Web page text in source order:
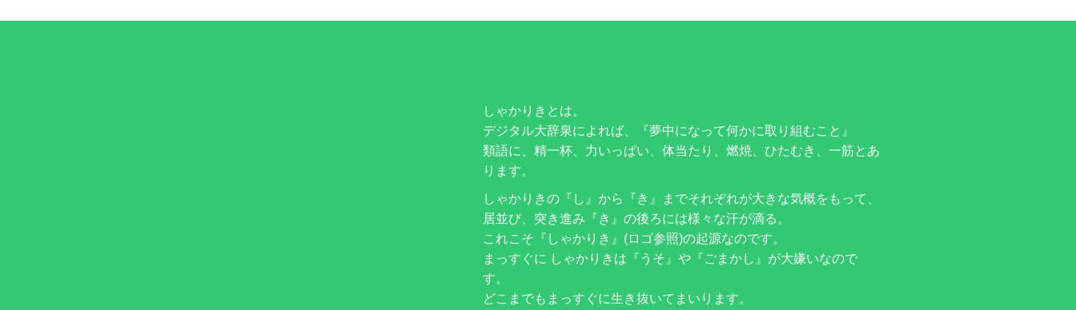
しゃかりきとは。
デジタル大辞泉によれば、『夢中になって何かに取り組むこと』
類語に、精一杯、力いっぱい、体当たり、燃焼、ひたむき、一筋とあ
ります。
しゃかりきの『し』から『き』までそれぞれが大きな気概をもって、
居並び、突き進み『き』の後ろには様々な汗が滴る。
これこそ『しゃかりき』(ロゴ参照)の起源なのです。
まっすぐに しゃかりきは『うそ』や『ごまかし』が大嫌いなので
す。
どこまでもまっすぐに生き抜いてまいります。